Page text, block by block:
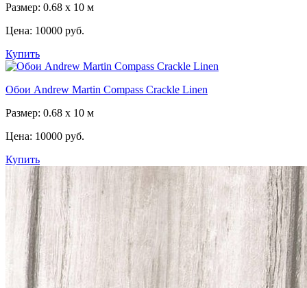
Размер: 0.68 x 10 м
Цена: 10000 руб.
Купить
Обои Andrew Martin Compass Crackle Linen
Размер: 0.68 x 10 м
Цена: 10000 руб.
Купить